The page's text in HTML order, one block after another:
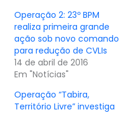
Operação 2: 23º BPM
realiza primeira grande
ação sob novo comando
para redução de CVLIs
14 de abril de 2016
Em "Notícias"
Operação “Tabira,
Território Livre” investiga